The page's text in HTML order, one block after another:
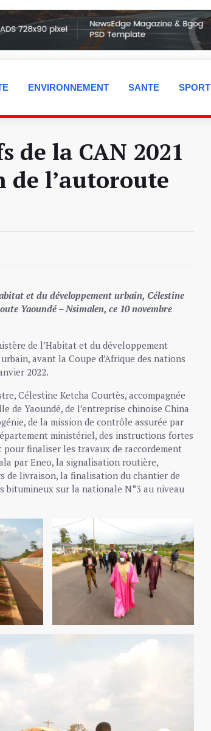
ENVIRONNEMENT SANTE SPORT
de la CAN 2021
de l’autoroute
et du développement urbain, Célestine
Yaoundé – Nsimalen, ce 10 novembre
de l’Habitat et du développement
avant la Coupe d’Afrique des nations
2022.
Célestine Ketcha Courtès, accompagnée
de Yaoundé, de l’entreprise chinoise China
de la mission de contrôle assurée par
ministériel, des instructions fortes
finaliser les travaux de raccordement
par Eneo, la signalisation routière,
de livraison, la finalisation du chantier de
bitumineux sur la nationale N°3 au niveau